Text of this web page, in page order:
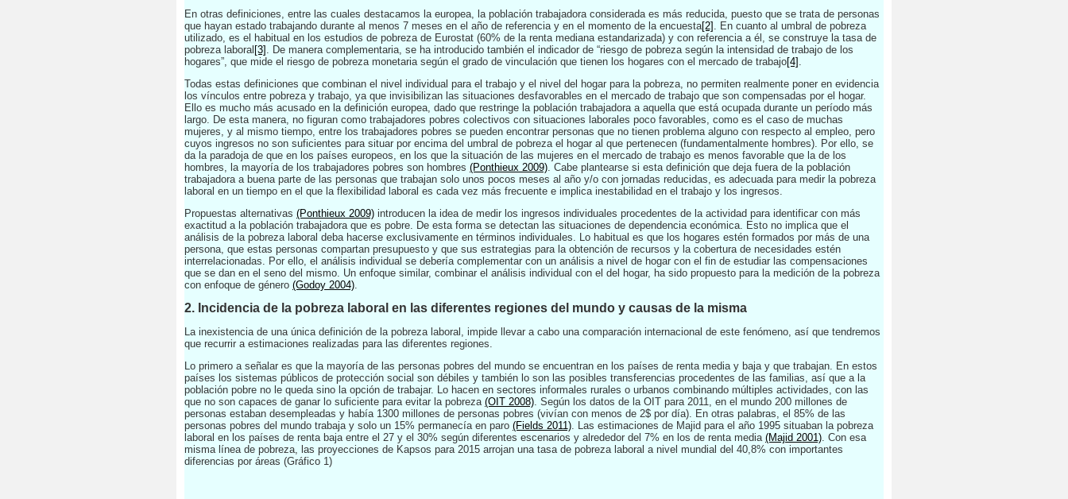
En otras definiciones, entre las cuales destacamos la europea, la población trabajadora considerada es más reducida, puesto que se trata de personas
que hayan estado trabajando durante al menos 7 meses en el año de referencia y en el momento de la encuesta[2] . En cuanto al umbral de pobreza
utilizado, es el habitual en los estudios de pobreza de Eurostat (60% de la renta mediana estandarizada) y con referencia a él, se construye la tasa de
pobreza laboral [3] . De manera complementaria, se ha introducido también el indicador de “riesgo de pobreza según la intensidad de trabajo de los
hogares”, que mide el riesgo de pobreza monetaria según el grado de vinculación que tienen los hogares con el mercado de trabajo[4] .
Todas estas definiciones que combinan el nivel individual para el trabajo y el nivel del hogar para la pobreza, no permiten realmente poner en evidencia
los vínculos entre pobreza y trabajo, ya que invisibilizan las situaciones desfavorables en el mercado de trabajo que son compensadas por el hogar.
Ello es mucho más acusado en la definición europea, dado que restringe la población trabajadora a aquella que está ocupada durante un período más
largo. De esta manera, no figuran como trabajadores pobres colectivos con situaciones laborales poco favorables, como es el caso de muchas
mujeres, y al mismo tiempo, entre los trabajadores pobres se pueden encontrar personas que no tienen problema alguno con respecto al empleo, pero
cuyos ingresos no son suficientes para situar por encima del umbral de pobreza el hogar al que pertenecen (fundamentalmente hombres). Por ello, se
da la paradoja de que en los países europeos, en los que la situación de las mujeres en el mercado de trabajo es menos favorable que la de los
hombres, la mayoría de los trabajadores pobres son hombres (Ponthieux 2009). Cabe plantearse si esta definición que deja fuera de la población
trabajadora a buena parte de las personas que trabajan solo unos pocos meses al año y/o con jornadas reducidas, es adecuada para medir la pobreza
laboral en un tiempo en el que la flexibilidad laboral es cada vez más frecuente e implica inestabilidad en el trabajo y los ingresos.
Propuestas alternativas (Ponthieux 2009) introducen la idea de medir los ingresos individuales procedentes de la actividad para identificar con más
exactitud a la población trabajadora que es pobre. De esta forma se detectan las situaciones de dependencia económica. Esto no implica que el
análisis de la pobreza laboral deba hacerse exclusivamente en términos individuales. Lo habitual es que los hogares estén formados por más de una
persona, que estas personas compartan presupuesto y que sus estrategias para la obtención de recursos y la cobertura de necesidades estén
interrelacionadas. Por ello, el análisis individual se debería complementar con un análisis a nivel de hogar con el fin de estudiar las compensaciones
que se dan en el seno del mismo. Un enfoque similar, combinar el análisis individual con el del hogar, ha sido propuesto para la medición de la pobreza
con enfoque de género (Godoy 2004).
2. Incidencia de la pobreza laboral en las diferentes regiones del mundo y causas de la misma
La inexistencia de una única definición de la pobreza laboral, impide llevar a cabo una comparación internacional de este fenómeno, así que tendremos
que recurrir a estimaciones realizadas para las diferentes regiones.
Lo primero a señalar es que la mayoría de las personas pobres del mundo se encuentran en los países de renta media y baja y que trabajan. En estos
países los sistemas públicos de protección social son débiles y también lo son las posibles transferencias procedentes de las familias, así que a la
población pobre no le queda sino la opción de trabajar. Lo hacen en sectores informales rurales o urbanos combinando múltiples actividades, con las
que no son capaces de ganar lo suficiente para evitar la pobreza (OIT 2008). Según los datos de la OIT para 2011, en el mundo 200 millones de
personas estaban desempleadas y había 1300 millones de personas pobres (vivían con menos de 2$ por día). En otras palabras, el 85% de las
personas pobres del mundo trabaja y solo un 15% permanecía en paro (Fields 2011). Las estimaciones de Majid para el año 1995 situaban la pobreza
laboral en los países de renta baja entre el 27 y el 30% según diferentes escenarios y alrededor del 7% en los de renta media (Majid 2001). Con esa
misma línea de pobreza, las proyecciones de Kapsos para 2015 arrojan una tasa de pobreza laboral a nivel mundial del 40,8% con importantes
diferencias por áreas (Gráfico 1)